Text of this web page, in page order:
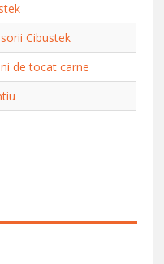
Cibustek
de tocat carne